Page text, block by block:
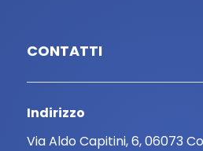
CONTATTI
Indirizzo
Via Aldo Capitini, 6, 06073